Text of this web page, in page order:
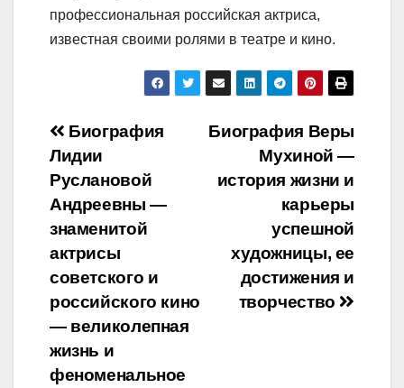
профессиональная российская актриса,
известная своими ролями в театре и кино.
Навигация
по
записям
Биография Веры
Мухиной —
история жизни и
карьеры
успешной
художницы, ее
достижения и
творчество
Биография
Лидии
Руслановой
Андреевны —
знаменитой
актрисы
советского и
российского кино
— великолепная
жизнь и
феноменальное